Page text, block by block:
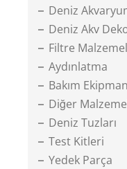
Deniz
Deniz Akv
Filtre
Aydınlatma
Bakım
Diğer
Deniz Tuzları
Test Kitleri
Yedek Parça